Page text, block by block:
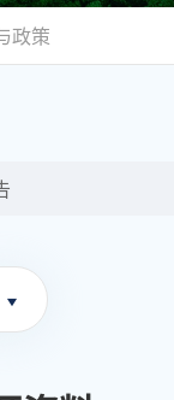
政策